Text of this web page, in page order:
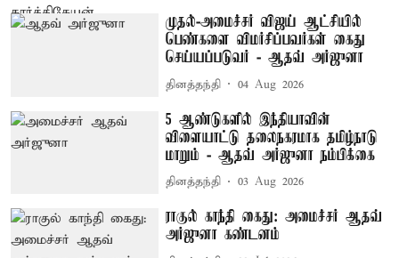
முதல்-அமைச்சர் விஜய் ஆட்சியில்
பெண்களை விமர்சிப்பவர்கள் கைது
செய்யப்படுவர் - ஆதவ் அர்ஜுனா
தினத்தந்தி 04 Aug 2026
5 ஆண்டுகளில் இந்தியாவின்
விளையாட்டு தலைநகரமாக தமிழ்நாடு
மாறும் - ஆதவ் அர்ஜுனா நம்பிக்கை
தினத்தந்தி 03 Aug 2026
ராகுல் காந்தி கைது: அமைச்சர் ஆதவ்
அர்ஜுனா கண்டனம்